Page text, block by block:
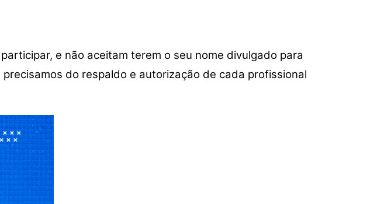
e não aceitam terem o seu nome divulgado para
do respaldo e autorização de cada profissional